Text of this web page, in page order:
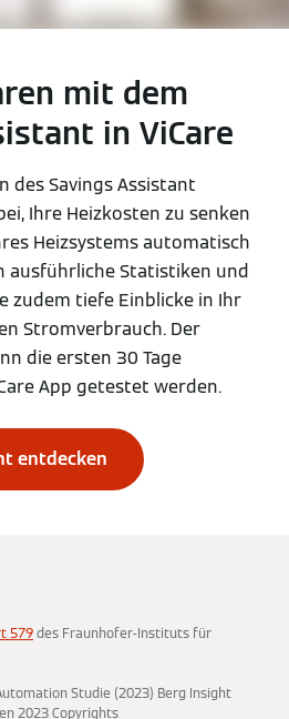
mit dem
in ViCare
des Savings Assistant
Ihre Heizkosten zu senken
Heizsystems automatisch
ausführliche Statistiken und
zudem tiefe Einblicke in Ihr
Stromverbrauch. Der
die ersten 30 Tage
App getestet werden.
entdecken
579 des Fraunhofer-Instituts für
Studie (2023) Berg Insight
2023 Copyrights